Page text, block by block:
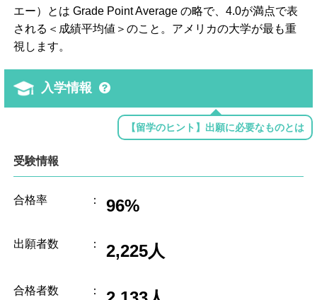
エー）とは Grade Point Average の略で、4.0が満点で表
される＜成績平均値＞のこと。アメリカの大学が最も重
視します。
入学情報
【留学のヒント】出願に必要なものとは
受験情報
合格率 ： 96%
出願者数 ： 2,225人
合格者数 ：